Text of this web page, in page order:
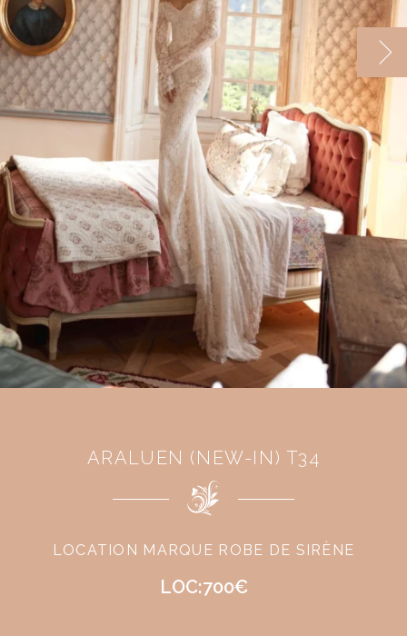
ARALUEN (NEW-IN) T34
LOCATION MARQUE ROBE DE SIRÈNE
LOC:700€